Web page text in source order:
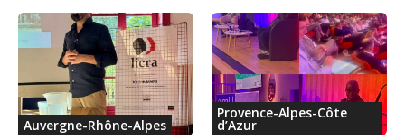
Auvergne-Rhône-Alpes
Provence-Alpes-Côte
d’Azur